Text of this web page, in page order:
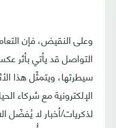
وعلى النقيض، فإن
التواصل قد يأتي بأثر
سيطرتها، ويتمثّل هذا
الإلكترونية مع شركاء
لذكريات/أخبار لا